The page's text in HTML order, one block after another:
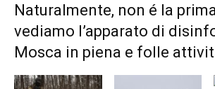
Naturalmente, non é la
vediamo l’apparato di
Mosca in piena e folle